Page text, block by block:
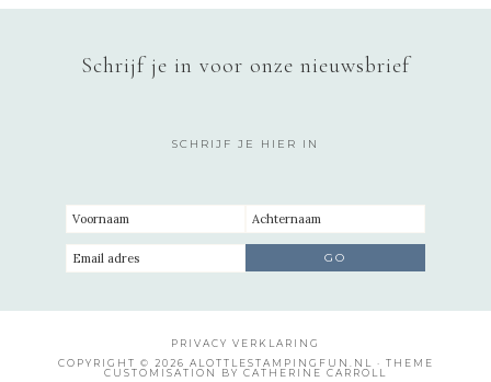
Schrijf je in voor onze nieuwsbrief
SCHRIJF JE HIER IN
PRIVACY VERKLARING
COPYRIGHT © 2026 ALOTTLESTAMPINGFUN.NL · THEME
CUSTOMISATION BY CATHERINE CARROLL